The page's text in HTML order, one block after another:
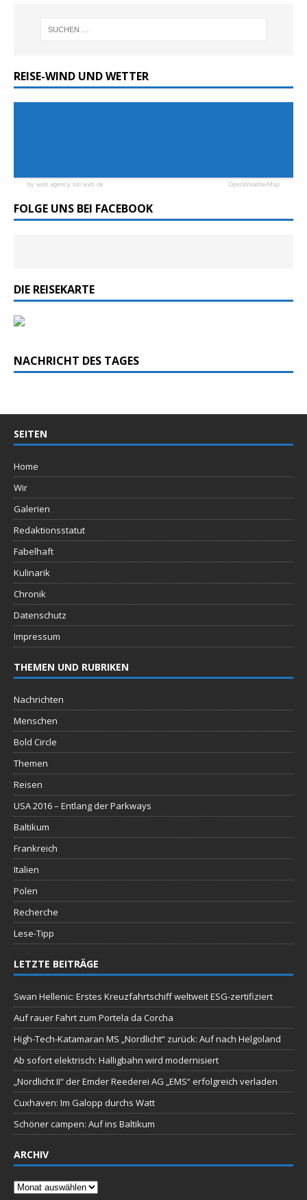
REISE-WIND UND WETTER
by web agency siti web ok OpenWeatherMap
FOLGE UNS BEI FACEBOOK
DIE REISEKARTE
NACHRICHT DES TAGES
SEITEN
Home
Wir
Galerien
Redaktionsstatut
Fabelhaft
Kulinarik
Chronik
Datenschutz
Impressum
THEMEN UND RUBRIKEN
Nachrichten
Menschen
Bold Circle
Themen
Reisen
USA 2016 – Entlang der Parkways
Baltikum
Frankreich
Italien
Polen
Recherche
Lese-Tipp
LETZTE BEITRÄGE
Swan Hellenic: Erstes Kreuzfahrtschiff weltweit ESG-zertifiziert
Auf rauer Fahrt zum Portela da Corcha
High-Tech-Katamaran MS „Nordlicht“ zurück: Auf nach Helgoland
Ab sofort elektrisch: Halligbahn wird modernisiert
„Nordlicht II“ der Emder Reederei AG „EMS“ erfolgreich verladen
Cuxhaven: Im Galopp durchs Watt
Schöner campen: Auf ins Baltikum
ARCHIV
Archiv